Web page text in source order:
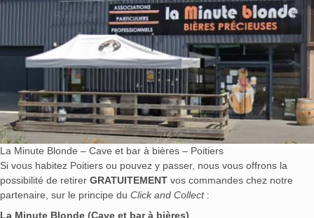
La Minute Blonde – Cave et bar à bières – Poitiers
Si vous habitez Poitiers ou pouvez y passer, nous vous offrons la
possibilité de retirer GRATUITEMENT vos commandes chez notre
partenaire, sur le principe du Click and Collect:
La Minute Blonde (Cave et bar à bières)